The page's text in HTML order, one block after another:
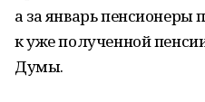
а за январь
к уже полученной
Думы.